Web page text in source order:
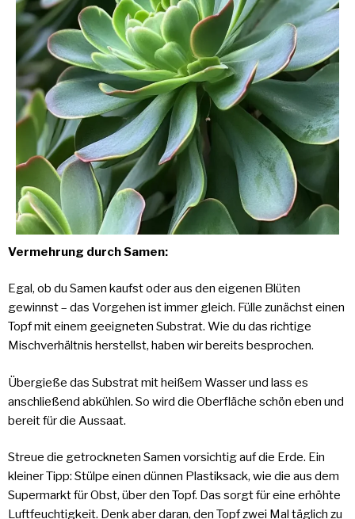
Vermehrung durch Samen:
Egal, ob du Samen kaufst oder aus den eigenen Blüten
gewinnst – das Vorgehen ist immer gleich. Fülle zunächst einen
Topf mit einem geeigneten Substrat. Wie du das richtige
Mischverhältnis herstellst, haben wir bereits besprochen.
Übergieße das Substrat mit heißem Wasser und lass es
anschließend abkühlen. So wird die Oberfläche schön eben und
bereit für die Aussaat.
Streue die getrockneten Samen vorsichtig auf die Erde. Ein
kleiner Tipp: Stülpe einen dünnen Plastiksack, wie die aus dem
Supermarkt für Obst, über den Topf. Das sorgt für eine erhöhte
Luftfeuchtigkeit. Denk aber daran, den Topf zwei Mal täglich zu